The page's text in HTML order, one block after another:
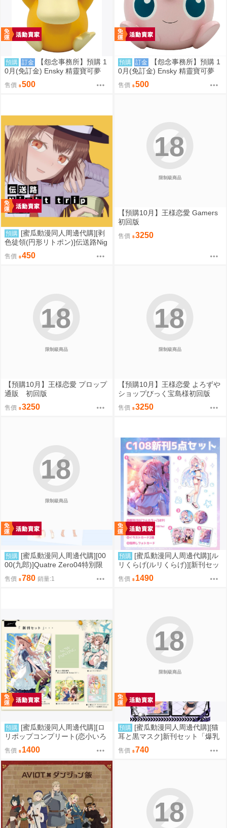
預購 訂金
【怨念事務所】預購 1
0月(免訂金) Ensky 精靈寶可夢
神奇寶貝 軟膠時間系列 寶可夢存
錢筒 可達鴨 0816
售價 500
預購 訂金
【怨念事務所】預購 1
0月(免訂金) Ensky 精靈寶可夢
神奇寶貝 軟膠時間系列 寶可夢存
錢筒 胖丁 0816
售價 500
預購 [蜜瓜動漫同人周邊代購][剥
色徒領(円形リトポン)]伝送路Nig
ht trip(東方Project)(同人專輯)
售價 450
限制級商品
18
【預購10月】王様恋愛 Gamers
初回版
售價 3250
限制級商品
18
【預購10月】王様恋愛 プロップ
通販 初回版
售價 3250
限制級商品
18
【預購10月】王様恋愛 よろずや
ショップびっく宝島様初回版
售價 3250
限制級商品
18
預購 [蜜瓜動漫同人周邊代購][00
00(九郎)]Quatre Zero04特別限
定版【メロン限定特典付】(同人
誌)
售價 780 銷量:1
預購 [蜜瓜動漫同人周邊代購][ル
リくらげ(ルリくらげ)][新刊セッ
ト]くらげびより in ラハイロイ
(同人誌)
售價 1490
預購 [蜜瓜動漫同人周邊代購][ロ
リポップコンプリート(恋小いろ
り)]【新刊セット5点セット】My
Baby 6(同人誌)
售價 1400
限制級商品
18
預購 [蜜瓜動漫同人周邊代購][猫
耳と黒マスク]新刊セット「爆乳
ギャルの幸奈ちゃんと警官コス
エッチ」(同人誌)
售價 740
18